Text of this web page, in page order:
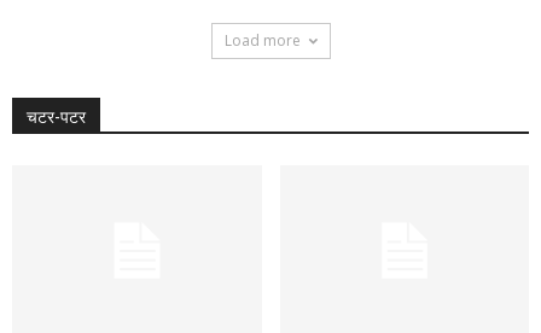
Load more
चटर-पटर